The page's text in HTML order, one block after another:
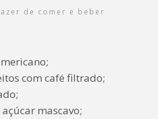
de comer e beber
com café filtrado;
mascavo;